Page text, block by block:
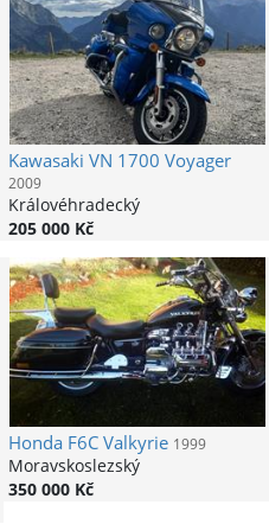
Kawasaki VN 1700 Voyager
2009
Královéhradecký
205 000 Kč
HondaF6C Valkyrie 1999
Moravskoslezský
350 000 Kč